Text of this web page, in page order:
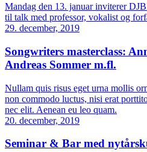
Mandag den 13. januar inviterer
til talk med professor, vokalist og
29. december, 2019
Songwriters masterclass:
Andreas Sommer m.fl.
Nullam quis risus eget urna mollis
non commodo luctus, nisi erat
nec elit. Aenean eu leo quam.
20. december, 2019
Seminar & Bar med